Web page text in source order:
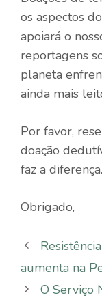
os aspectos
apoiará o
reportagens
planeta
ainda mais
Por favor,
doação
faz a diferença.
Obrigado,
aumenta na
O Serviço